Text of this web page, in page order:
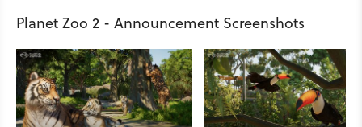
Planet Zoo 2 - Announcement Screenshots